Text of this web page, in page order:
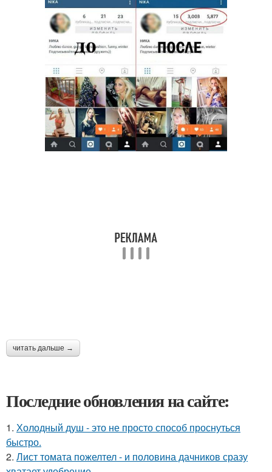
читать дальше →
Последние обновления на сайте:
1. Холодный душ - это не просто способ проснуться
быстро.
2. Лист томата пожелтел - и половина дачников сразу